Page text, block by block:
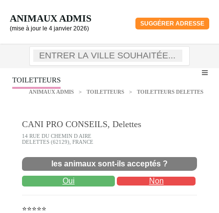
ANIMAUX ADMIS
(mise à jour le 4 janvier 2026)
SUGGÉRER ADRESSE
TOILETTEURS
ANIMAUX ADMIS > TOILETTEURS > TOILETTEURS DELETTES
CANI PRO CONSEILS, Delettes
14 RUE DU CHEMIN D AIRE
DELETTES (62129), FRANCE
les animaux sont-ils acceptés ?
Oui Non
⭐⭐⭐⭐⭐